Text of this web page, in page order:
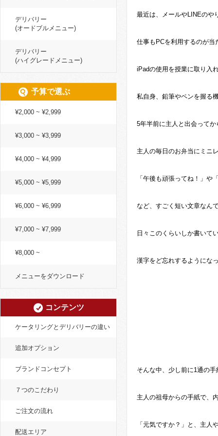
最近は、メールやLINEのや
仕事もPCを利用するのが
iPadの使用を授業に取り入
私自身、鉛筆やペンを握る
5年半前に主人と出会ってか
主人の毎日のお弁当にミニ
「午後も頑張ってね！」や
など、すごく短い文章なん
日々このくらいしか書いて
漢字をど忘れするようにな
そんな中、少し前に1通の
主人の祖母からの手紙で、
「元気ですか？」と、主人
デリバリー
(オードブルメニュー)
デリバリー
(ハイグレードメニュー)
予算で選ぶ
¥2,000 ~ ¥2,999
¥3,000 ~ ¥3,999
¥4,000 ~ ¥4,999
¥5,000 ~ ¥5,999
¥6,000 ~ ¥6,999
¥7,000 ~ ¥7,999
¥8,000 ~
メニューをダウンロード
コンテンツ
ケータリングとデリバリーの違い
追加オプション
ブランドコンセプト
７つのこだわり
ご注文の流れ
配送エリア